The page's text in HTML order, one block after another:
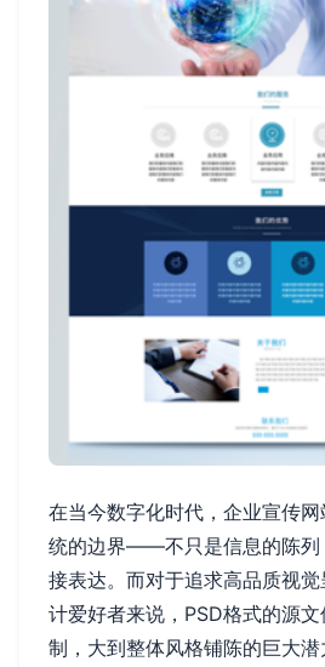
在当今数字化时代，企业宣传
统的边界——不只是信息的陈列
接表达。而对于追求高品质视
计爱好者来说，PSD格式的源
制，大到整体风格铺陈的巨大